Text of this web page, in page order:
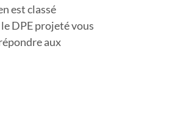
est classé
le DPE projeté vous
aux